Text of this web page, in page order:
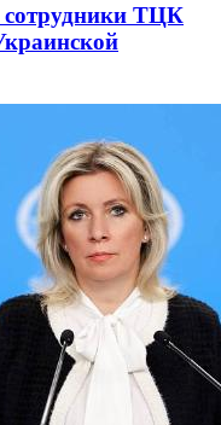
ТЦК